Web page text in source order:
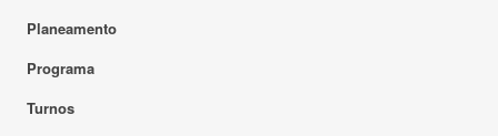
Planeamento
Programa
Turnos